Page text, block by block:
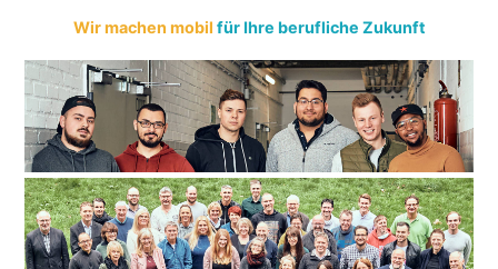
Wir machen mobil für Ihre berufliche Zukunft